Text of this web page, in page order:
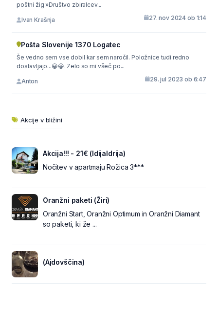
poštni žig »Društvo zbiralcev...
Ivan Krašnja 27. nov 2024 ob 1:14
Pošta Slovenije 1370 Logatec
Še vedno sem vse dobil kar sem naročil. Položnice tudi redno
dostavljajo...😀😀. Zelo so mi všeč po...
Anton 29. jul 2023 ob 6:47
Akcije v bližini
Akcija!!! - 21€ (IdijaIdrija)
Nočitev v apartmaju Rožica 3***
Oranžni paketi (Žiri)
Oranžni Start, Oranžni Optimum in Oranžni Diamant
so paketi, ki že ...
(Ajdovščina)